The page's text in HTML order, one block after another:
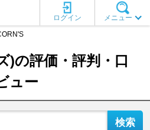
メニュー
ログイン
)の評価・評判・口
ュー